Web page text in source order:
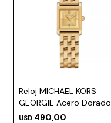
Reloj MICHAEL KORS
GEORGIE Acero Dorado
Esfera 22mm
USD 490,00